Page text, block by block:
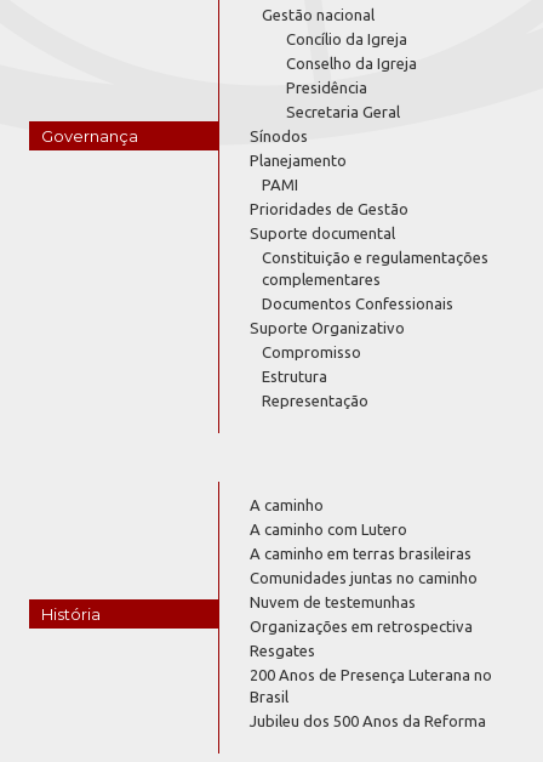
Governança
Gestão nacional
Concílio da Igreja
Conselho da Igreja
Presidência
Secretaria Geral
Sínodos
Planejamento
PAMI
Prioridades de Gestão
Suporte documental
Constituição e regulamentações
complementares
Documentos Confessionais
Suporte Organizativo
Compromisso
Estrutura
Representação
História
A caminho
A caminho com Lutero
A caminho em terras brasileiras
Comunidades juntas no caminho
Nuvem de testemunhas
Organizações em retrospectiva
Resgates
200 Anos de Presença Luterana no
Brasil
Jubileu dos 500 Anos da Reforma